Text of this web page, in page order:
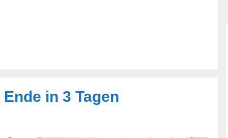
in 3 Tagen